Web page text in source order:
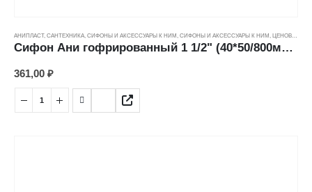
АНИПЛАСТ, САНТЕХНИКА СИФОНЫ И АКСЕССУАРЫ К НИМ СИФОНЫ И АКСЕССУАРЫ К НИМ ЦЕНОВЫЕ ГРУППЫ
Сифон Ани гофрированный 1 1/2" (40*50/800мм) G106
361,00 ₽